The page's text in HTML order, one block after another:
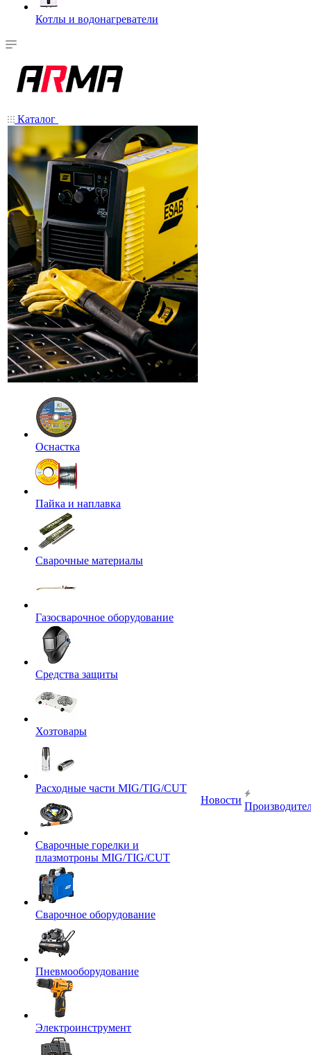
Котлы и водонагреватели
Каталог
Оснастка
Пайка и наплавка
Сварочные материалы
Газосварочное оборудование
Средства защиты
Хозтовары
Расходные части MIG/TIG/CUT
Сварочные горелки и
плазмотроны MIG/TIG/CUT
Сварочное оборудование
Пневмооборудование
Электроинструмент
Новости